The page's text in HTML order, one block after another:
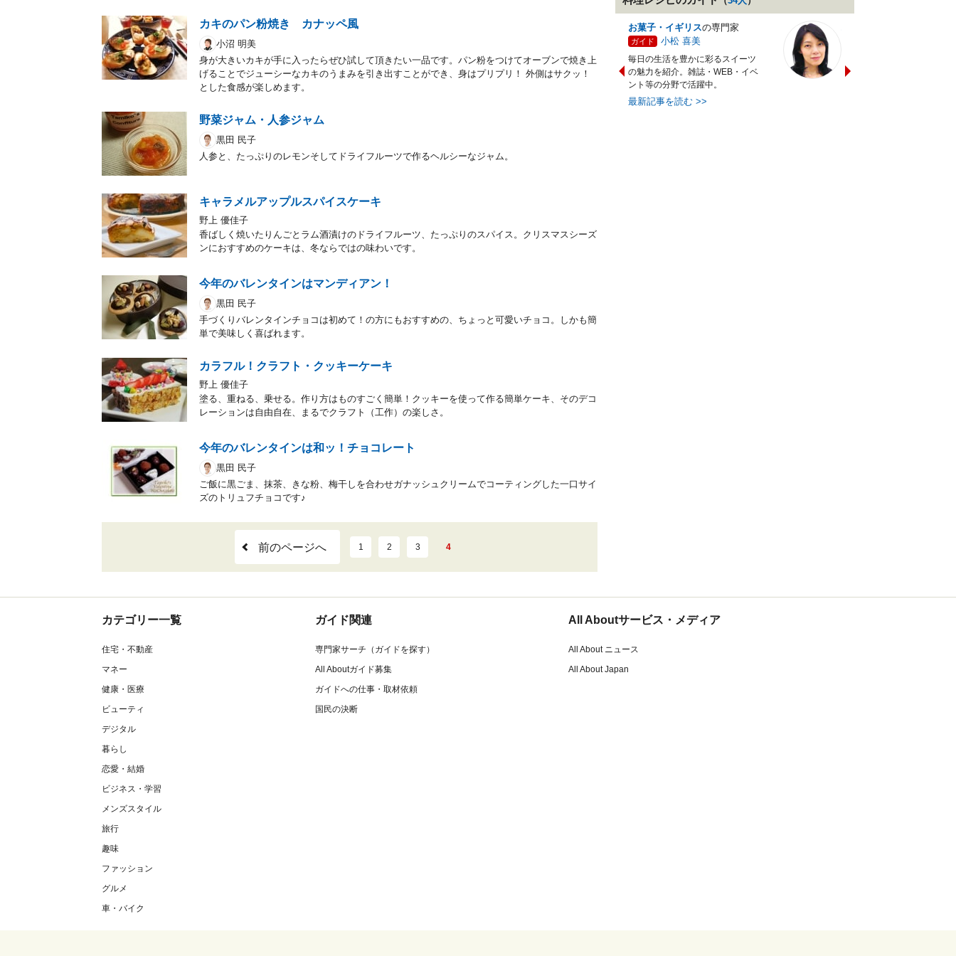
カキのパン粉焼き カナッペ風
小沼 明美
身が大きいカキが手に入ったらぜひ試して頂きたい一品です。パン粉をつけてオーブンで焼き上
げることでジューシーなカキのうまみを引き出すことができ、身はプリプリ！ 外側はサクッ！
とした食感が楽しめます。
野菜ジャム・人参ジャム
黒田 民子
人参と、たっぷりのレモンそしてドライフルーツで作るヘルシーなジャム。
キャラメルアップルスパイスケーキ
野上 優佳子
香ばしく焼いたりんごとラム酒漬けのドライフルーツ、たっぷりのスパイス。クリスマスシーズ
ンにおすすめのケーキは、冬ならではの味わいです。
今年のバレンタインはマンディアン！
黒田 民子
手づくりバレンタインチョコは初めて！の方にもおすすめの、ちょっと可愛いチョコ。しかも簡
単で美味しく喜ばれます。
カラフル！クラフト・クッキーケーキ
野上 優佳子
塗る、重ねる、乗せる。作り方はものすごく簡単！クッキーを使って作る簡単ケーキ、そのデコ
レーションは自由自在、まるでクラフト（工作）の楽しさ。
今年のバレンタインは和ッ！チョコレート
黒田 民子
ご飯に黒ごま、抹茶、きな粉、梅干しを合わせガナッシュクリームでコーティングした一口サイ
ズのトリュフチョコです♪
前のページへ 1 2 3 4
お菓子・イギリスの専門家
ガイド 小松 喜美
毎日の生活を豊かに彩るスイーツ
の魅力を紹介。雑誌・WEB・イベ
ント等の分野で活躍中。
最新記事を読む >>
ターの資格を活かし老舗料亭
カテゴリー一覧
住宅・不動産
マネー
健康・医療
ビューティ
デジタル
暮らし
恋愛・結婚
ビジネス・学習
メンズスタイル
旅行
趣味
ファッション
グルメ
車・バイク
ガイド関連
専門家サーチ（ガイドを探す）
All Aboutガイド募集
ガイドへの仕事・取材依頼
国民の決断
All Aboutサービス・メディア
All About ニュース
All About Japan